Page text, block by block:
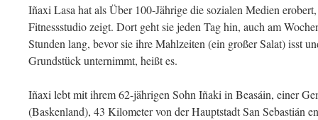
Iñaxi Lasa hat als Über 100-Jährige die sozialen Medien
Fitnessstudio zeigt. Dort geht sie jeden Tag hin, auch am
Stunden lang, bevor sie ihre Mahlzeiten (ein großer Salat) isst
Grundstück unternimmt, heißt es.
Iñaxi lebt mit ihrem 62-jährigen Sohn Iñaki in Beasáin, einer
(Baskenland), 43 Kilometer von der Hauptstadt San Sebastián